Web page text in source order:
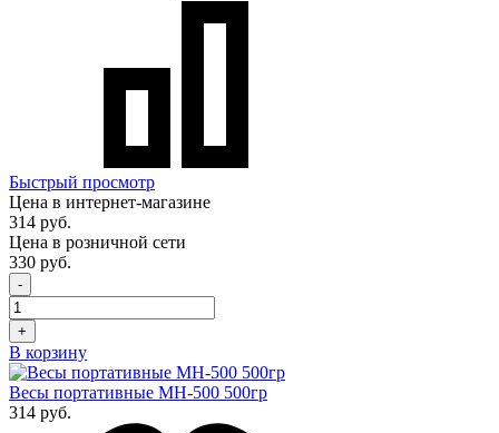
Быстрый просмотр
Цена в интернет-магазине
314 руб.
Цена в розничной сети
330 руб.
-
+
В корзину
Весы портативные MH-500 500гр
314 руб.